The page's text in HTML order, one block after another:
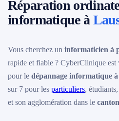
Réparation
informatique à
Vous cherchez un informaticien à
rapide et fiable ? CyberClinique
pour le dépannage informatique
sur 7 pour les particuliers,
et son agglomération dans le